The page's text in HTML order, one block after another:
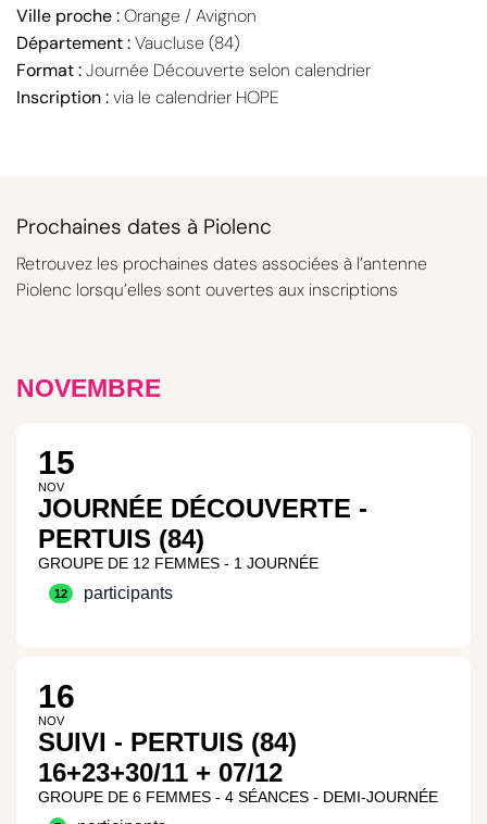
Ville proche :Orange / Avignon
Département :Vaucluse (84)
Format :Journée Découverte selon calendrier
Inscription :via le calendrier HOPE
Prochaines dates à Piolenc
Retrouvez les prochaines dates associées à l’antenne
Piolenc lorsqu’elles sont ouvertes aux inscriptions
NOVEMBRE
15
NOV
JOURNÉE DÉCOUVERTE -
PERTUIS (84)
GROUPE DE 12 FEMMES - 1 JOURNÉE
12 participants
16
NOV
SUIVI - PERTUIS (84)
16+23+30/11 + 07/12
GROUPE DE 6 FEMMES - 4 SÉANCES - DEMI-JOURNÉE